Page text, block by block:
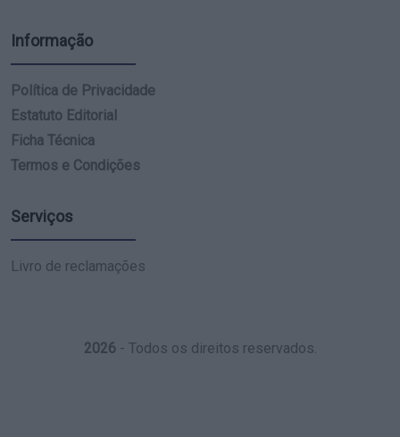
Informação
Política de Privacidade
Estatuto Editorial
Ficha Técnica
Termos e Condições
Serviços
Livro de reclamações
2026- Todos os direitos reservados.